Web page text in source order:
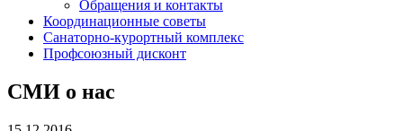
Обращения и контакты
Координационные советы
Санаторно-курортный комплекс
Профсоюзный дисконт
СМИ о нас